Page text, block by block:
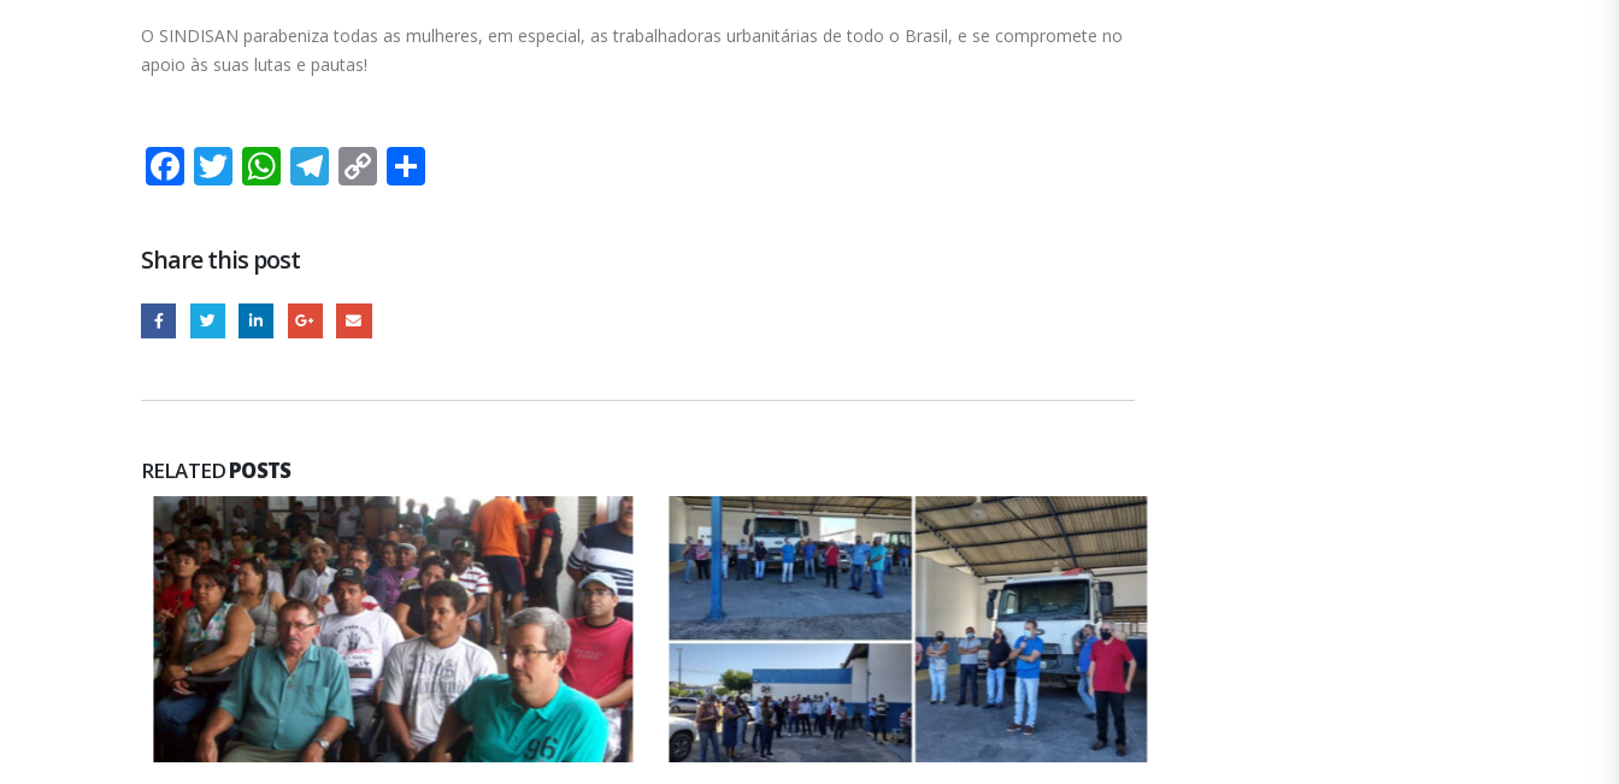
O SINDISAN parabeniza todas as mulheres, em especial, as trabalhadoras urbanitárias de todo o Brasil, e se compromete no
apoio às suas lutas e pautas!
Facebook
Twitter
WhatsApp
Telegram
Copy
Share this post
RELATEDPOSTS